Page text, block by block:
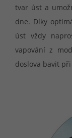
tvar úst a
dne. Díky
úst vždy
vapování z
doslova bavit